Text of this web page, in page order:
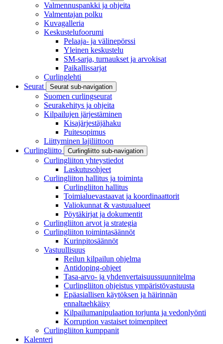
Valmennuspankki ja ohjeita
Valmentajan polku
Kuvagalleria
Keskustelufoorumi
Pelaaja- ja välinepörssi
Yleinen keskustelu
SM-sarja, turnaukset ja arvokisat
Paikallissarjat
Curlinglehti
Seurat
Seurat sub-navigation
Suomen curlingseurat
Seurakehitys ja ohjeita
Kilpailujen järjestäminen
Kisajärjestäjähaku
Puitesopimus
Liittyminen lajiliittoon
Curlingliitto
Curlingliitto sub-navigation
Curlingliiton yhteystiedot
Laskutusohjeet
Curlingliiton hallitus ja toiminta
Curlingliiton hallitus
Toimialuevastaavat ja koordinaattorit
Valiokunnat & vastuualueet
Pöytäkirjat ja dokumentit
Curlingliiton arvot ja strategia
Curlingliiton toimintasäännöt
Kurinpitosäännöt
Vastuullisuus
Reilun kilpailun ohjelma
Antidoping-ohjeet
Tasa-arvo- ja yhdenvertaisuussuunnitelma
Curlingliiton ohjeistus ympäristövastuusta
Epäasiallisen käytöksen ja häirinnän
ennaltaehkäisy
Kilpailumanipulaation torjunta ja vedonlyönti
Korruption vastaiset toimenpiteet
Curlingliiton kumppanit
Kalenteri